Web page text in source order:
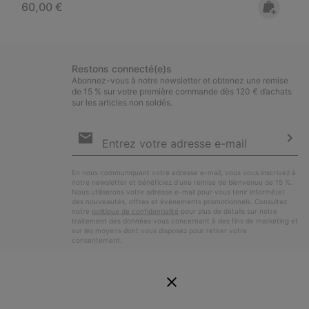
Regular price:
60,00 €
Restons connecté(e)s
Abonnez-vous à notre newsletter et obtenez une remise
de 15 % sur votre première commande dès 120 € d’achats
sur les articles non soldés.
par
En nous communiquant votre adresse e-mail, vous vous inscrivez à
notre newsletter et bénéficiez d’une remise de bienvenue de 15 %.
Nous utiliserons votre adresse e-mail pour vous tenir informé(e)
des nouveautés, offres et événements promotionnels. Consultez
notre politique de confidentialité pour plus de détails sur notre
traitement des données vous concernant à des fins de marketing et
sur les moyens dont vous disposez pour retirer votre
consentement.